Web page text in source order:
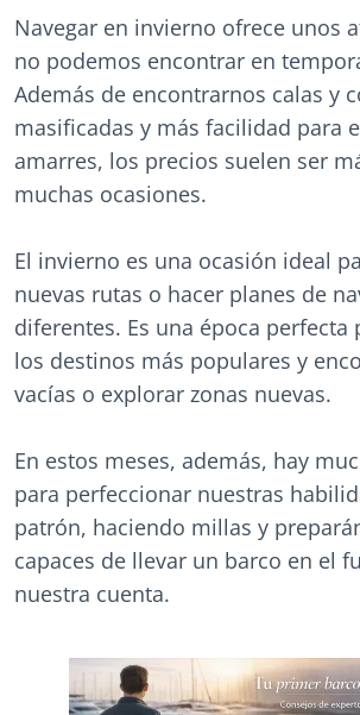
Navegar en invierno ofrece unos
no podemos encontrar en
Además de encontrarnos calas y
masificadas y más facilidad para
amarres, los precios suelen ser
muchas ocasiones.
El invierno es una ocasión ideal
nuevas rutas o hacer planes de
diferentes. Es una época perfecta
los destinos más populares y
vacías o explorar zonas nuevas.
En estos meses, además, hay
para perfeccionar nuestras
patrón, haciendo millas y
capaces de llevar un barco en el
nuestra cuenta.